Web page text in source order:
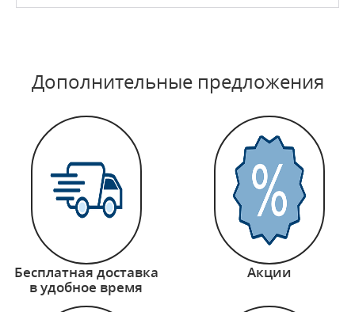
Дополнительные предложения
Бесплатная доставка
в удобное время
Акции